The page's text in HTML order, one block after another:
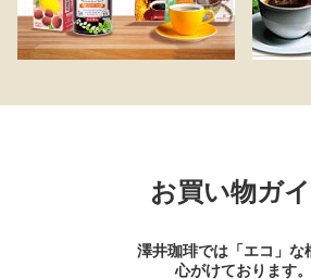
お買い物ガ
澤井珈琲では「エコ」な
心がけております。